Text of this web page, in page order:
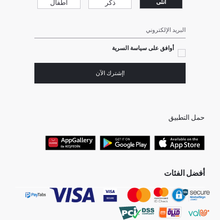
انثى ذكر أطفال
البريد الإلكتروني
أوافق على سياسة السرية
!إشترك الآن
حمل التطبيق
أفضل الفئات
جميع متاجرنا
هدايا عيد الحب
البلوفر النسائية
بلوفر رجالي
برفانات حريمى
جينز رجالي